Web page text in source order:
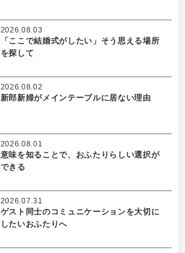
「ここで結婚式がしたい」そう思える場所
を探して
2026.08.03
新郎新婦がメインテーブルに居ない理由
2026.08.02
意味を知ることで、おふたりらしい選択が
できる
2026.08.01
ゲスト同士のコミュニケーションを大切に
したいおふたりへ
2026.07.31